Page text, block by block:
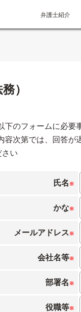
弁護士紹介
）
のフォームに必要
次第では、回答が
さい
氏名 ※
かな※
メールアドレス※
会社名等※
部署名 ※
役職等※